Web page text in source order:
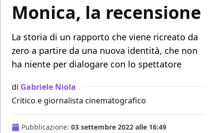
Monica, la recensione
La storia di un rapporto che viene ricreato da
zero a partire da una nuova identità, che non
ha niente per dialogare con lo spettatore
di Gabriele Niola
Critico e giornalista cinematografico
Pubblicazione: 03 settembre 2022 alle 16:49